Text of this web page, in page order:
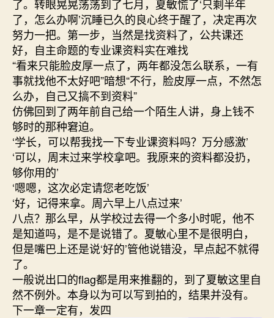
了。转眼晃晃荡荡到了七月，夏敏慌了‘只剩半年
了，怎么办啊’沉睡已久的良心终于醒了，决定再次
努力一把。第一步，当然是找资料了，公共课还
好，自主命题的专业课资料实在难找
“看来只能脸皮厚一点了，两年都没怎么联系，一有
事就找他不太好吧”暗想“不行，脸皮厚一点，不然怎
么办，自己又搞不到资料”
仿佛回到了两年前自己给一个陌生人讲，身上钱不
够时的那种窘迫。
‘学长，可以帮我找一下专业课资料吗？万分感激’
‘可以，周末过来学校拿吧。我原来的资料都没扔，
够你用的’
‘嗯嗯，这次必定请您老吃饭’
‘好，记得来拿。周六早上八点过来’
八点？那么早，从学校过去得一个多小时呢，他不
是知道吗，是不是说错了。夏敏心里不是很明白，
但是嘴巴上还是说‘好的’管他说错没，早点起不就得
了。
一般说出口的flag都是用来推翻的，到了夏敏这里自
然不例外。本身以为可以写到拍的，结果并没有。
下一章一定有，发四